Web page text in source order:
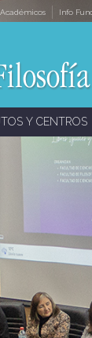
Info
Y CENTROS